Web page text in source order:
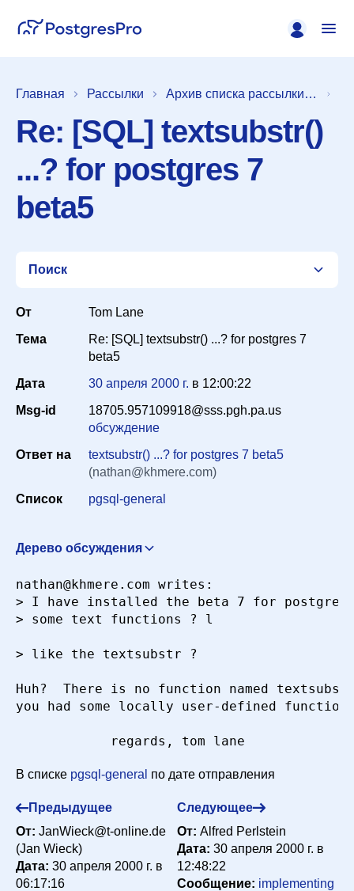
Главная Рассылки Архив списка рассылки [pgsql-general]
Re: [SQL] textsubstr()
...? for postgres 7
beta5
Поиск
Период
Сортировка
От
Tom Lane
Тема
Re: [SQL] textsubstr() ...? for postgres 7
beta5
Дата
30 апреля 2000 г. в 12:00:22
Msg-id
18705.957109918@sss.pgh.pa.us
обсуждение
Ответ на
textsubstr() ...? for postgres 7 beta5
(nathan@khmere.com)
Список
pgsql-general
Дерево обсуждения
nathan@khmere.com 30 апреля 2000 г. в 19:01:32
Re: [HACKERS] Re: Re: [SQL] textsubstr() ...? for
апреля 2000 г. в 20:32:20
postgres 7 beta5
Lincoln Yeoh
<lylyeoh@mecomb.com>
3 мая 2000 г. в 05:51:18
nathan@khmere.com writes:
> I have installed the beta 7 for
> some text functions ? l
> like the textsubstr ?
Huh?  There is no function named
you had some locally user-defined
В списке pgsql-general по дате отправления
Предыдущее
От: JanWieck@t-online.de
(Jan Wieck)
Дата: 30 апреля 2000 г. в
06:17:16
Следующее
От: Alfred Perlstein
Дата: 30 апреля 2000 г. в
12:48:22
Сообщение: implementing